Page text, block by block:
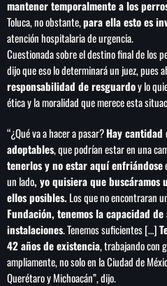
mantener temporalmente a los
Toluca, no obstante,para ella esto es
atención hospitalaria de urgencia.
Cuestionada sobre el destino final de los
dijo que eso lo determinará un juez, pues
responsabilidad de resguardoy lo
ética y la moralidad que merece esta
“¿Qué va a hacer a pasar?Hay
adoptables, que podrían estar en una
tenerlos y no estar aquí enfriándose
un lado, yo quisiera que buscáramos
ellos posibles. Los que no encontraran
Fundación, tenemos la capacidad
instalaciones. Tenemos suficientes […]
42 años de existencia, trabajando con
ampliamente, no solo en la Ciudad de
Querétaro y Michoacán”, dijo.